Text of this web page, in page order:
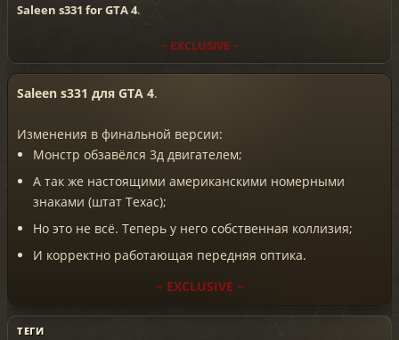
Saleen s331 for GTA 4.
~ EXCLUSIVE ~
Saleen s331 для GTA 4.
Изменения в финальной версии:
Монстр обзавёлся 3д двигателем;
А так же настоящими американскими номерными
знаками (штат Техас);
Но это не всё. Теперь у него собственная коллизия;
И корректно работающая передняя оптика.
~ EXCLUSIVE ~
ТЕГИ